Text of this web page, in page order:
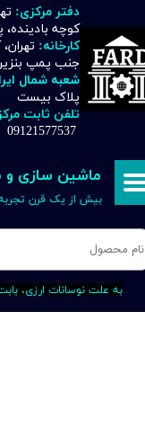
دفتر مرکزی:
کوچه
کارخانه:
جنب پمپ
شعبه شمال
پلاک بیست
تلفن ثابت
09121577537
ماشین سازی و
بیش از یک قرن
حساب کاربری من
تغییر گذر واژه
خروج از حساب کاربری
به علت نوسانات ارزی،